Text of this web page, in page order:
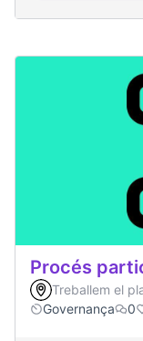
Procés
Treballem el
Governança
0